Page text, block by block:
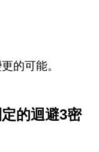
的可能。
的迴避3密